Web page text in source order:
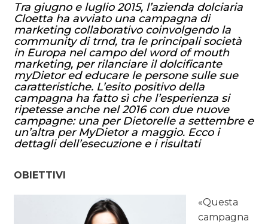
Tra giugno e luglio 2015, l’azienda dolciaria
Cloetta ha avviato una campagna di
marketing collaborativo coinvolgendo la
community di trnd, tra le principali società
in Europa nel campo del word of mouth
marketing, per rilanciare il dolcificante
myDietor ed educare le persone sulle sue
caratteristiche. L’esito positivo della
campagna ha fatto sì che l’esperienza si
ripetesse anche nel 2016 con due nuove
campagne: una per Dietorelle a settembre e
un’altra per MyDietor a maggio. Ecco i
dettagli dell’esecuzione e i risultati
OBIETTIVI
«Questa
campagna